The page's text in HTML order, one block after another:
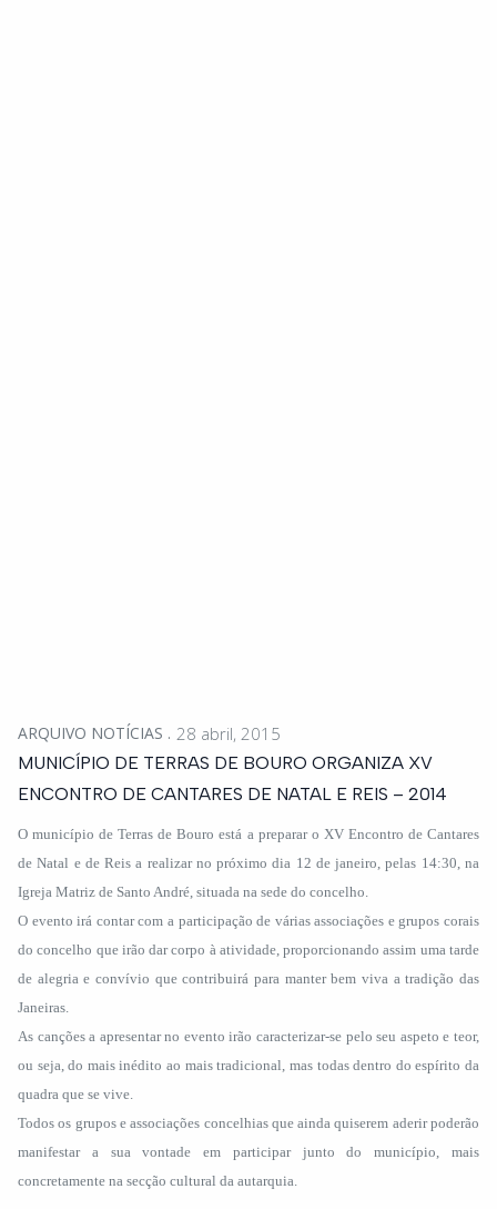
ARQUIVO NOTÍCIAS 28 abril, 2015
MUNICÍPIO DE TERRAS DE BOURO ORGANIZA XV
ENCONTRO DE CANTARES DE NATAL E REIS – 2014
O município de Terras de Bouro está a preparar o XV Encontro de Cantares
de Natal e de Reis a realizar no próximo dia 12 de janeiro, pelas 14:30, na
Igreja Matriz de Santo André, situada na sede do concelho.
O evento irá contar com a participação de várias associações e grupos corais
do concelho que irão dar corpo à atividade, proporcionando assim uma tarde
de alegria e convívio que contribuirá para manter bem viva a tradição das
Janeiras.
As canções a apresentar no evento irão caracterizar-se pelo seu aspeto e teor,
ou seja, do mais inédito ao mais tradicional, mas todas dentro do espírito da
quadra que se vive.
Todos os grupos e associações concelhias que ainda quiserem aderir poderão
manifestar a sua vontade em participar junto do município, mais
concretamente na secção cultural da autarquia.